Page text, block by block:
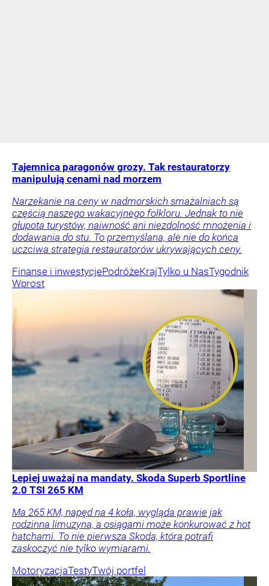
Tajemnica paragonów grozy. Tak restauratorzy
manipulują cenami nad morzem
Narzekanie na ceny w nadmorskich smażalniach są
częścią naszego wakacyjnego folkloru. Jednak to nie
głupota turystów, naiwność ani niezdolność mnożenia i
dodawania do stu. To przemyślana, ale nie do końca
uczciwa strategia restauratorów ukrywających ceny.
Finanse i inwestycjePodróżeKrajTylko u NasTygodnik
Wprost
Lepiej uważaj na mandaty. Skoda Superb Sportline
2.0 TSI 265 KM
Ma 265 KM, napęd na 4 koła, wygląda prawie jak
rodzinna limuzyna, a osiągami może konkurować z hot
hatchami. To nie pierwsza Skoda, która potrafi
zaskoczyć nie tylko wymiarami.
MotoryzacjaTestyTwój portfel